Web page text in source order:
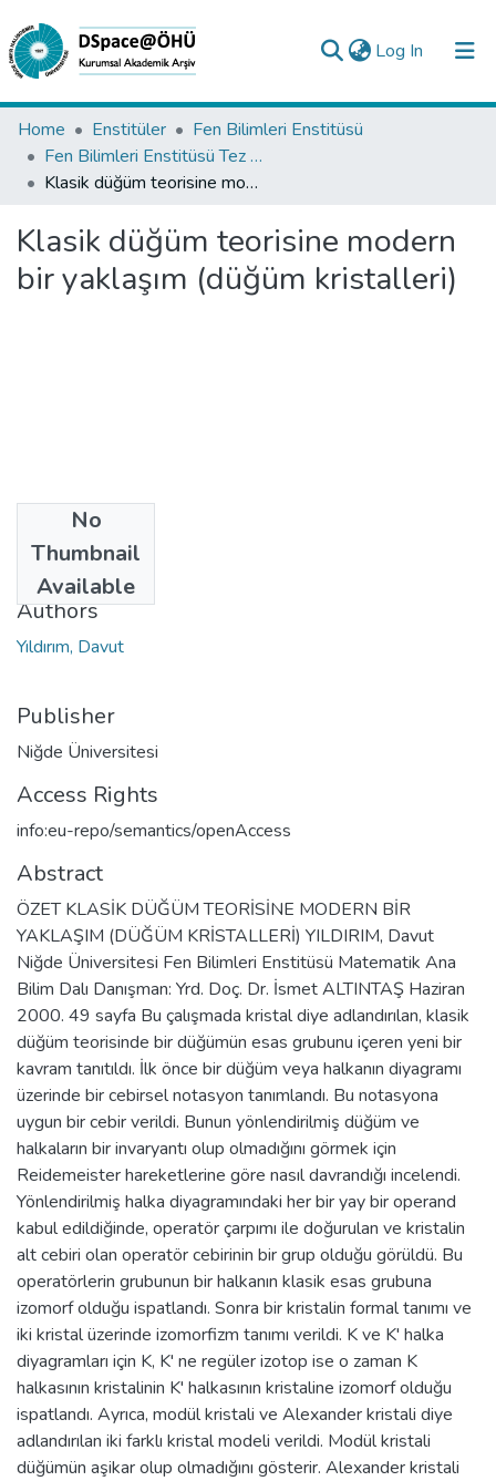
Log In (current)
Collections
All of DSpace
Analyze
Request/Question
Home Enstitüler
Fen Bilimleri Enstitüsü
Fen Bilimleri Enstitüsü Tez Koleksiyonu
Klasik düğüm teorisine modern bir yaklaşım (düğüm kristalleri)
Klasik düğüm teorisine modern
bir yaklaşım (düğüm kristalleri)
No
Thumbnail
Available
2000
Authors
Yıldırım, Davut
Publisher
Niğde Üniversitesi
Access Rights
info:eu-repo/semantics/openAccess
Abstract
ÖZET KLASİK DÜĞÜM TEORİSİNE MODERN BİR
YAKLAŞIM (DÜĞÜM KRİSTALLERİ) YILDIRIM, Davut
Niğde Üniversitesi Fen Bilimleri Enstitüsü Matematik Ana
Bilim Dalı Danışman: Yrd. Doç. Dr. İsmet ALTINTAŞ Haziran
2000. 49 sayfa Bu çalışmada kristal diye adlandırılan, klasik
düğüm teorisinde bir düğümün esas grubunu içeren yeni bir
kavram tanıtıldı. İlk önce bir düğüm veya halkanın diyagramı
üzerinde bir cebirsel notasyon tanımlandı. Bu notasyona
uygun bir cebir verildi. Bunun yönlendirilmiş düğüm ve
halkaların bir invaryantı olup olmadığını görmek için
Reidemeister hareketlerine göre nasıl davrandığı incelendi.
Yönlendirilmiş halka diyagramındaki her bir yay bir operand
kabul edildiğinde, operatör çarpımı ile doğurulan ve kristalin
alt cebiri olan operatör cebirinin bir grup olduğu görüldü. Bu
operatörlerin grubunun bir halkanın klasik esas grubuna
izomorf olduğu ispatlandı. Sonra bir kristalin formal tanımı ve
iki kristal üzerinde izomorfizm tanımı verildi. K ve K' halka
diyagramları için K, K' ne regüler izotop ise o zaman K
halkasının kristalinin K' halkasının kristaline izomorf olduğu
ispatlandı. Ayrıca, modül kristali ve Alexander kristali diye
adlandırılan iki farklı kristal modeli verildi. Modül kristali
düğümün aşikar olup olmadığını gösterir. Alexander kristali